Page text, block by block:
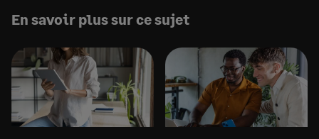
En savoir plus sur ce sujet